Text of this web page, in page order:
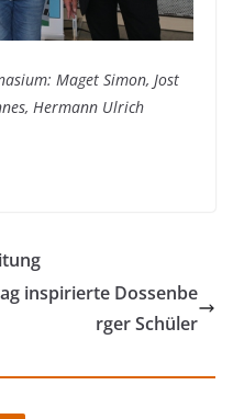
Maget Simon, Jost
Hermann Ulrich
inspirierte Dossenbe
rger Schüler